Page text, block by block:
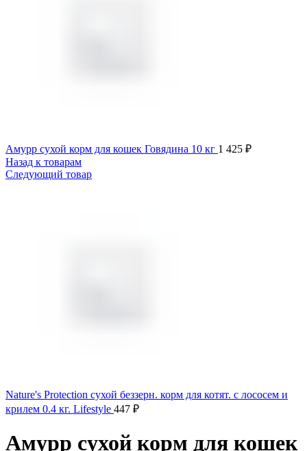
Амурр сухой корм для кошек Говядина 10 кг 1 425 ₽
Назад к товарам
Следующий товар
Nature's Protection сухой беззерн. корм для котят. с лососем и
крилем 0.4 кг. Lifestyle 447 ₽
Амурр сухой корм для кошек